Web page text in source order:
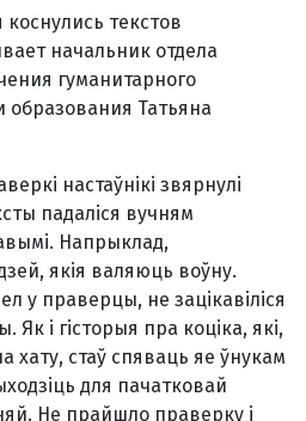
текстов
начальник отдела
гуманитарного
Татьяна
настаўнікі звярнулі
падаліся вучням
Напрыклад,
якія валяюць воўну.
у праверцы, не зацікавіліся
Як і гісторыя пра коціка, які,
хату, стаў спяваць яе ўнукам
для пачатковай
Не прайшло праверку і